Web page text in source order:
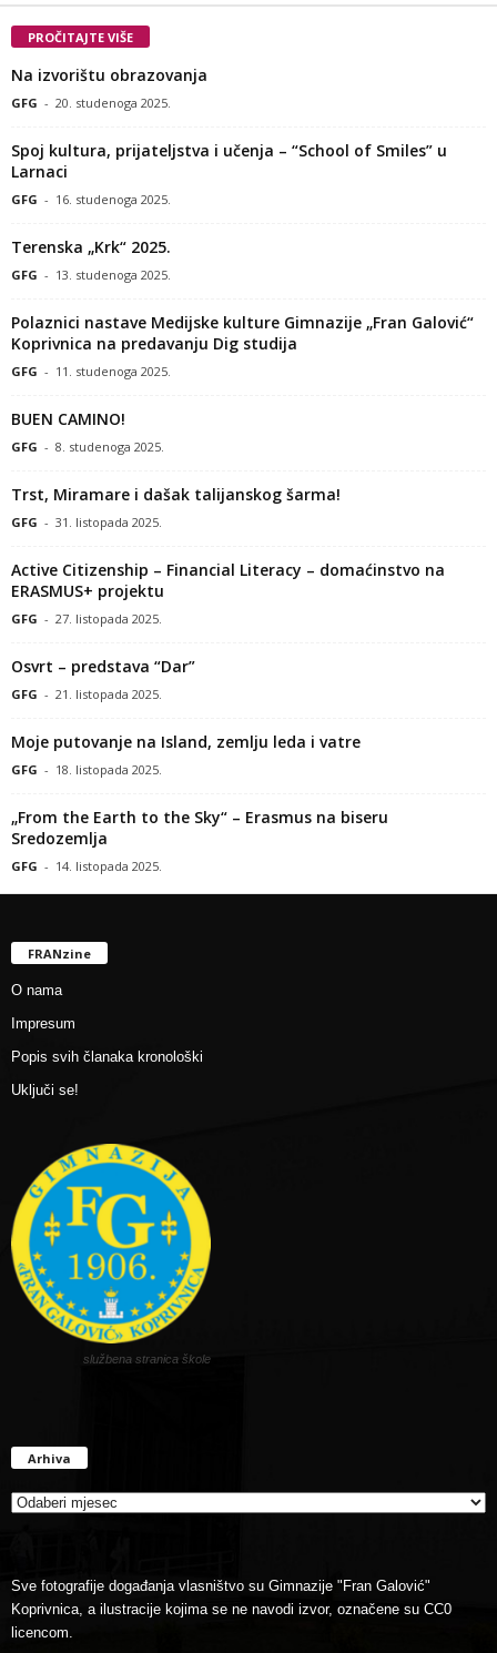
PROČITAJTE VIŠE
Na izvorištu obrazovanja
GFG - 20. studenoga 2025.
Spoj kultura, prijateljstva i učenja – “School of Smiles” u
Larnaci
GFG - 16. studenoga 2025.
Terenska „Krk“ 2025.
GFG - 13. studenoga 2025.
Polaznici nastave Medijske kulture Gimnazije „Fran Galović“
Koprivnica na predavanju Dig studija
GFG - 11. studenoga 2025.
BUEN CAMINO!
GFG - 8. studenoga 2025.
Trst, Miramare i dašak talijanskog šarma!
GFG - 31. listopada 2025.
Active Citizenship – Financial Literacy – domaćinstvo na
ERASMUS+ projektu
GFG - 27. listopada 2025.
Osvrt – predstava “Dar”
GFG - 21. listopada 2025.
Moje putovanje na Island, zemlju leda i vatre
GFG - 18. listopada 2025.
„From the Earth to the Sky“ – Erasmus na biseru
Sredozemlja
GFG - 14. listopada 2025.
FRANzine
O nama
Impresum
Popis svih članaka kronološki
Uključi se!
službena stranica škole
Arhiva
Sve fotografije događanja vlasništvo su Gimnazije "Fran Galović"
Koprivnica, a ilustracije kojima se ne navodi izvor, označene su CC0
licencom.